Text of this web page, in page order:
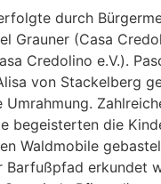
durch
Grauner (Casa
Credolino e.V.).
von Stackelberg
Umrahmung.
begeisterten die
Waldmobile
erkundet